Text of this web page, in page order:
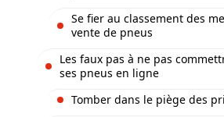
Se fier au classement des
vente de pneus
Les faux pas à ne pas
ses pneus en ligne
Tomber dans le piège des